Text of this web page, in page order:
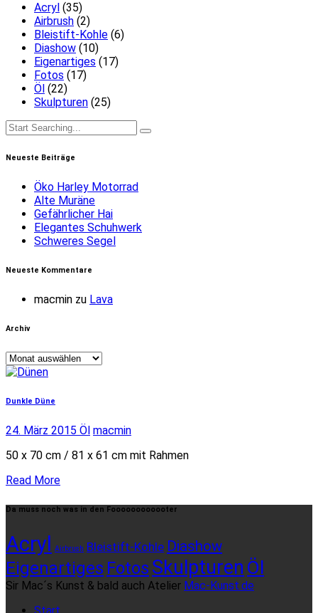
Acryl (35)
Airbrush (2)
Bleistift-Kohle (6)
Diashow (10)
Eigenartiges (17)
Fotos (17)
Öl (22)
Skulpturen (25)
Neueste Beiträge
Öko Harley Motorrad
Alte Muräne
Gefährlicher Hai
Elegantes Schuhwerk
Schweres Segel
Neueste Kommentare
macmin zu Lava
Archiv
Archiv
Dunkle Düne
24. März 2015 Öl macmin
50 x 70 cm / 81 x 61 cm mit Rahmen
Read More
Da muss noch was in den Foooooooooooter
Acryl Airbrush Bleistift-Kohle Diashow
Eigenartiges Fotos Skulpturen Öl
Sir Mac´s Kunst & bald auch Atelier Mac-Kunst.de